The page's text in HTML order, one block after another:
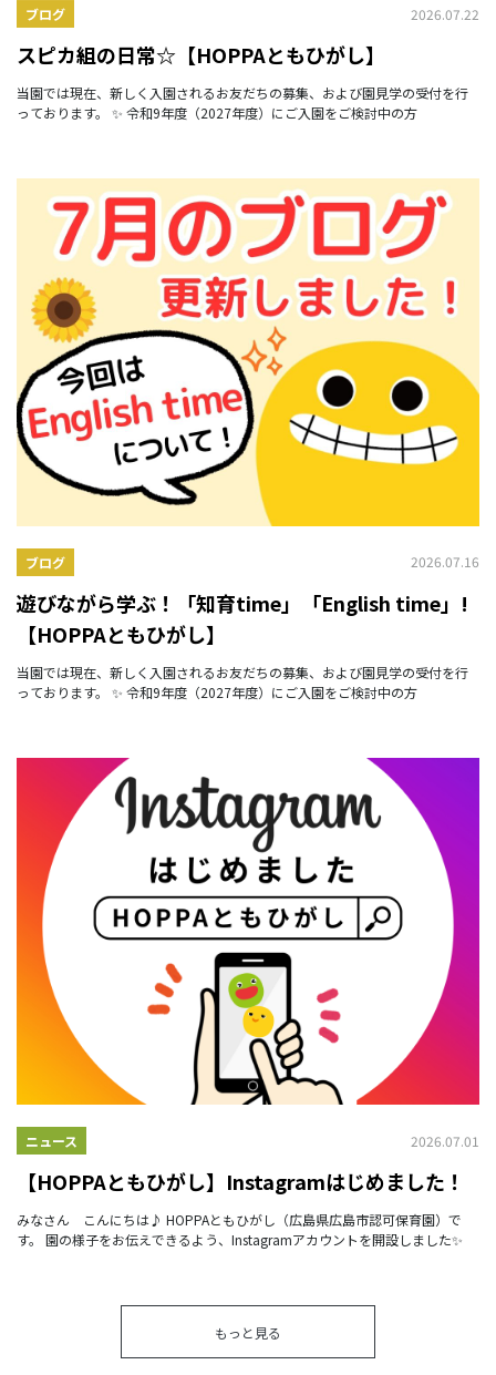
ブログ 2026.07.22
スピカ組の日常☆【HOPPAともひがし】
当園では現在、新しく入園されるお友だちの募集、および園見学の受付を行
っております。 ✨ 令和9年度（2027年度）にご入園をご検討中の方
ブログ 2026.07.16
遊びながら学ぶ！「知育time」「English time」!
【HOPPAともひがし】
当園では現在、新しく入園されるお友だちの募集、および園見学の受付を行
っております。 ✨ 令和9年度（2027年度）にご入園をご検討中の方
ニュース 2026.07.01
【HOPPAともひがし】Instagramはじめました！
みなさん こんにちは♪ HOPPAともひがし（広島県広島市認可保育園）で
す。 園の様子をお伝えできるよう、Instagramアカウントを開設しました✨
もっと見る